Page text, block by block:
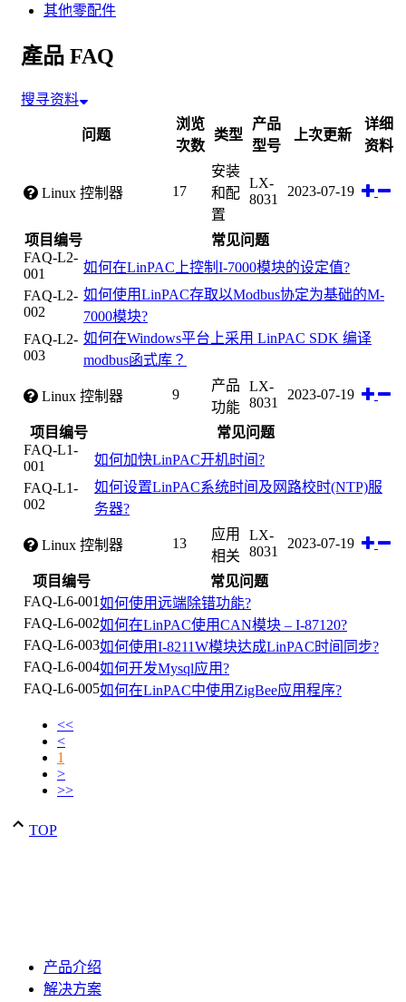
其他零配件
產品 FAQ
搜寻资料
问题
浏览
次数
类型
产品
型号
上次更新
详细
资料
Linux 控制器 17
安装
和配
置
LX-
8031
2023-07-19
项目编号
常见问题
FAQ-L2-
001
如何在LinPAC上控制I-7000模块的设定值?
FAQ-L2-
002
如何使用LinPAC存取以Modbus协定为基础的M-
7000模块?
FAQ-L2-
003
如何在Windows平台上采用 LinPAC SDK 编译
modbus函式库？
Linux 控制器 9
产品
功能
LX-
8031
2023-07-19
项目编号
常见问题
FAQ-L1-
001
如何加快LinPAC开机时间?
FAQ-L1-
002
如何设置LinPAC系统时间及网路校时(NTP)服
务器?
Linux 控制器 13
应用
相关
LX-
8031
2023-07-19
项目编号
常见问题
FAQ-L6-001如何使用远端除错功能?
FAQ-L6-002如何在LinPAC使用CAN模块 – I-87120?
FAQ-L6-003如何使用I-8211W模块达成LinPAC时间同步?
FAQ-L6-004如何开发Mysql应用?
FAQ-L6-005如何在LinPAC中使用ZigBee应用程序?
<<
<
1
>
>>
TOP
产品介绍
解决方案